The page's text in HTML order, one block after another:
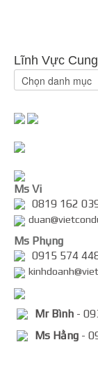
Lĩnh Vực
Ms Vi
0819 162
Ms Phụng
0915 574
Mr Bình -
Ms Hằng -